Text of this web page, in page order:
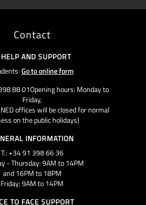
Contact
AND SUPPORT
Go to online form
88 01Opening hours: Monday to
Friday,
offices will be closed for normal
on the public holidays)
INFORMATION
T.: +34 91 398 66 36
- Thursday: 9AM to 14PM
and 16PM to 18PM
Friday: 9AM to 14PM
TO FACE SUPPORT